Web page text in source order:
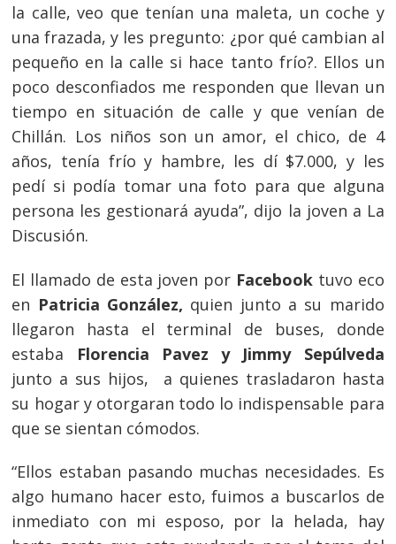
la calle, veo que tenían una maleta, un coche y
una frazada, y les pregunto: ¿por qué cambian al
pequeño en la calle si hace tanto frío?. Ellos un
poco desconfiados me responden que llevan un
tiempo en situación de calle y que venían de
Chillán. Los niños son un amor, el chico, de 4
años, tenía frío y hambre, les dí $7.000, y les
pedí si podía tomar una foto para que alguna
persona les gestionará ayuda”, dijo la joven a La
Discusión.
El llamado de esta joven por Facebook tuvo eco
en Patricia González, quien junto a su marido
llegaron hasta el terminal de buses, donde
estaba Florencia Pavez y Jimmy Sepúlveda
junto a sus hijos, a quienes trasladaron hasta
su hogar y otorgaran todo lo indispensable para
que se sientan cómodos.
“Ellos estaban pasando muchas necesidades. Es
algo humano hacer esto, fuimos a buscarlos de
inmediato con mi esposo, por la helada, hay
Navegación
de
entradas